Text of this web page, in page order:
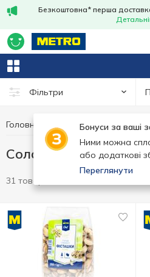
Безкоштовна* перша
Фільтри
Бонуси за ваші
Ними можна
або додаткові
Переглянути
Головна Чипси та снеки
Солоні горішки
31 товар